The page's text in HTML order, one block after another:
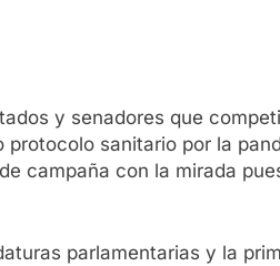
y senadores que
sanitario por la
campaña con la mirada
parlamentarias y la